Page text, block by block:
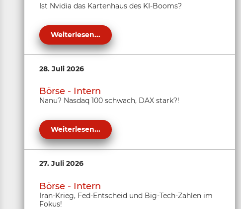
Ist Nvidia das Kartenhaus des KI-Booms?
Weiterlesen...
28. Juli 2026
Börse - Intern
Nanu? Nasdaq 100 schwach, DAX stark?!
Weiterlesen...
27. Juli 2026
Börse - Intern
Iran-Krieg, Fed-Entscheid und Big-Tech-Zahlen im
Fokus!